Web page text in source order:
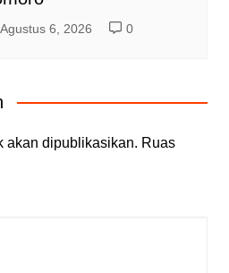
Agustus 6, 2026 0
akan dipublikasikan. Ruas